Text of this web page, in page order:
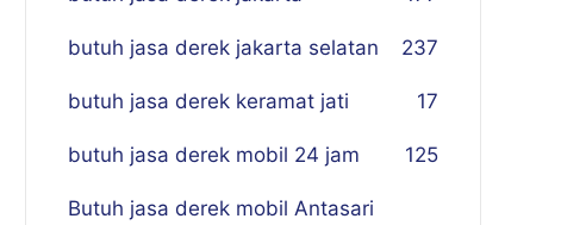
butuh jasa derek jakarta selatan 237
butuh jasa derek keramat jati 17
butuh jasa derek mobil 24 jam 125
Butuh jasa derek mobil Antasari